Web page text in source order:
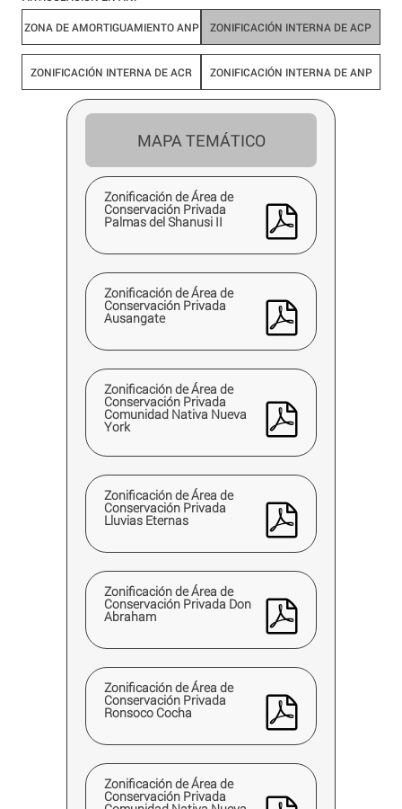
ZONA DE AMORTIGUAMIENTO ANP ZONIFICACIÓN INTERNA DE ACP
ZONIFICACIÓN INTERNA DE ACR ZONIFICACIÓN INTERNA DE ANP
MAPA TEMÁTICO
Zonificación de Área de
Conservación Privada
Palmas del Shanusi II
Zonificación de Área de
Conservación Privada
Ausangate
Zonificación de Área de
Conservación Privada
Comunidad Nativa Nueva
York
Zonificación de Área de
Conservación Privada
Lluvias Eternas
Zonificación de Área de
Conservación Privada Don
Abraham
Zonificación de Área de
Conservación Privada
Ronsoco Cocha
Zonificación de Área de
Conservación Privada